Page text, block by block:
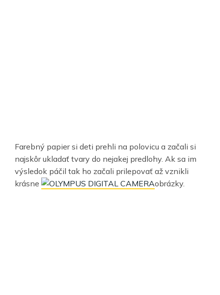
Farebný papier si deti prehli na polovicu a začali si
najskôr ukladať tvary do nejakej predlohy. Ak sa im
výsledok páčil tak ho začali prilepovať až vznikli
krásne
obrázky.